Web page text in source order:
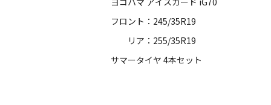
フロント：245/35R19
リア：255/35R19
サマータイヤ 4本セット